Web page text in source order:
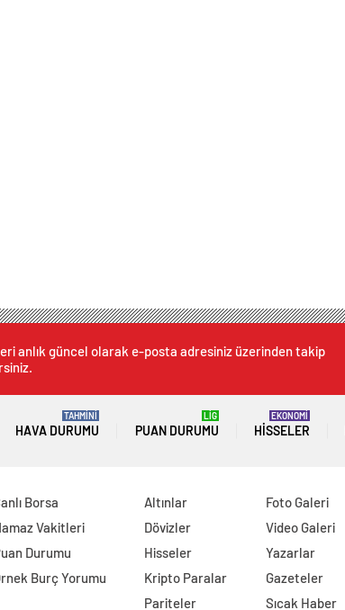
anlık güncel olarak e-posta adresiniz üzerinden takip
HAVA DURUMU
TAHMİNİ
PUAN DURUMU
LİG
HISSELER
EKONOMİ
Borsa
Vakitleri
Durumu
Burç Yorumu
Altınlar
Dövizler
Hisseler
Kripto Paralar
Pariteler
Foto Galeri
Video Galeri
Yazarlar
Gazeteler
Sıcak Haber